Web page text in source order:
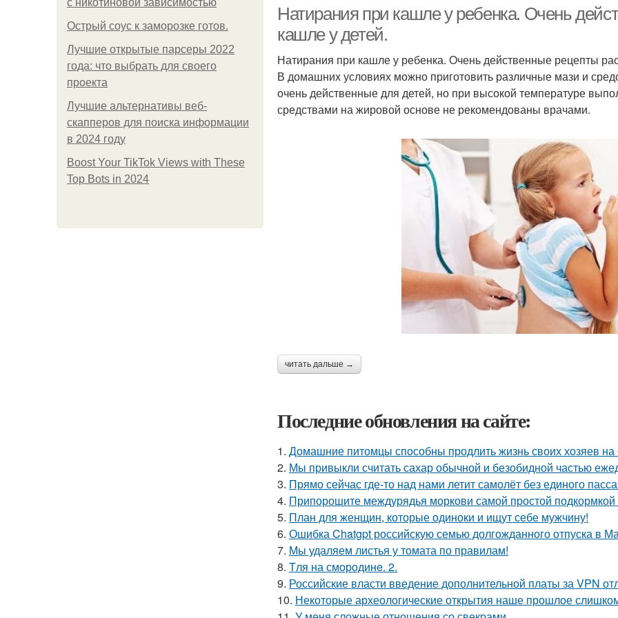
с никотиновой зависимостью
Острый соус к заморозке готов.
Лучшие открытые парсеры 2022
года: что выбрать для своего
проекта
Лучшие альтернативы веб-
скапперов для поиска информации
в 2024 году
Boost Your TikTok Views with These
Top Bots in 2024
Натирания при кашле у ребенка. Очень
кашле у детей.
Натирания при кашле у ребенка. Очень действенные рецепты
В домашних условиях можно приготовить различные мази и
очень действенные для детей, но при высокой температуре
средствами на жировой основе не рекомендованы врачами.
читать дальше →
Последние обновления на сайте:
1. Домашние питомцы способны продлить жизнь своих хозяев на
2. Мы привыкли считать сахар обычной и безобидной частью
3. Прямо сейчас где-то над нами летит самолёт без единого
4. Припорошите междурядья моркови самой простой подкормкой
5. План для женщин, которые одиноки и ищут себе мужчину!
6. Ошибка Chatgpt российскую семью долгожданного отпуска в
7. Мы удаляем листья у томата по правилам!
8. Tля на сморoдинe. 2.
9. Российские власти введение дополнительной платы за VPN
10. Некоторые археологические открытия наше прошлое